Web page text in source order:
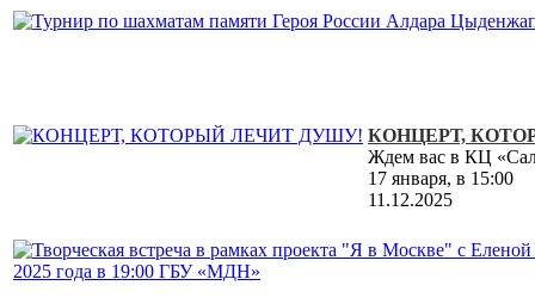
КОНЦЕРТ,
Ждем вас в КЦ
17 января, в 15:00
11.12.2025